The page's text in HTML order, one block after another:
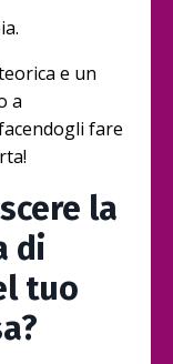
e un
a
fare
la
di
tuo